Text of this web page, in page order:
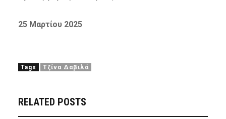
25 Μαρτίου 2025
Tags Τζίνα Δαβιλά
RELATED POSTS